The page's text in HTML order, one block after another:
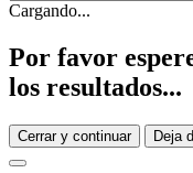
Cargando...
Por favor
los resultados...
Cerrar y continuar Deja